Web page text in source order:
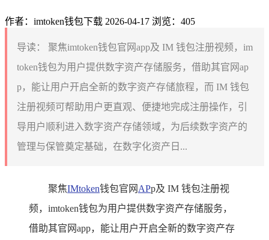
作者：imtoken钱包下载 2026-04-17 浏览：405
导读：
聚焦imtoken钱包官网app及 IM 钱包注册视频，im
token钱包为用户提供数字资产存储服务，借助其官网ap
p，能让用户开启全新的数字资产存储旅程，而 IM 钱包
注册视频可帮助用户更直观、便捷地完成注册操作，引
导用户顺利进入数字资产存储领域，为后续数字资产的
管理与保管奠定基础，在数字化资产日...
聚焦IMtoken钱包官网 APp及 IM 钱包注册视
频，imtoken钱包为用户提供数字资产存储服务，
借助其官网app，能让用户开启全新的数字资产存